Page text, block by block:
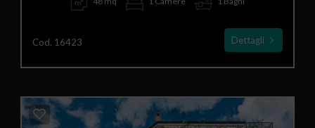
Cod. 16423 Dettagli